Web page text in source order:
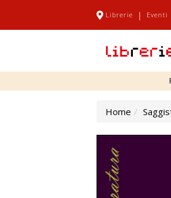
Librerie | Eventi
Home